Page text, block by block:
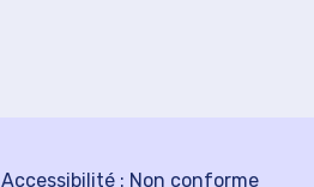
Accessibilité : Non conforme